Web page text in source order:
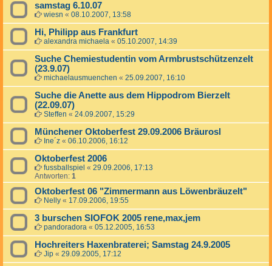
samstag 6.10.07
wiesn « 08.10.2007, 13:58
Hi, Philipp aus Frankfurt
alexandra michaela « 05.10.2007, 14:39
Suche Chemiestudentin vom Armbrustschützenzelt
(23.9.07)
michaelausmuenchen « 25.09.2007, 16:10
Suche die Anette aus dem Hippodrom Bierzelt
(22.09.07)
Steffen « 24.09.2007, 15:29
Münchener Oktoberfest 29.09.2006 Bräurosl
Ine´z « 06.10.2006, 16:12
Oktoberfest 2006
fussballspiel « 29.09.2006, 17:13
Antworten: 1
Oktoberfest 06 "Zimmermann aus Löwenbräuzelt"
Nelly « 17.09.2006, 19:55
3 burschen SIOFOK 2005 rene,max,jem
pandoradora « 05.12.2005, 16:53
Hochreiters Haxenbraterei; Samstag 24.9.2005
Jip « 29.09.2005, 17:12